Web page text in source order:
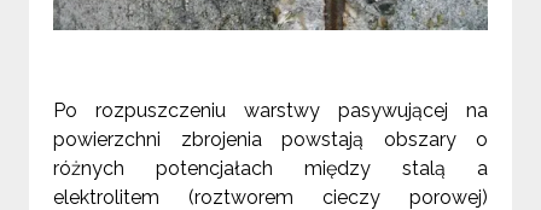
Po rozpuszczeniu warstwy pasywującej na
powierzchni zbrojenia powstają obszary o
różnych potencjałach między stalą a
elektrolitem (roztworem cieczy porowej)